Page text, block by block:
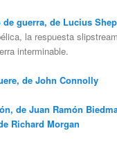
guerra, de Lucius
la respuesta
interminable.
de John Connolly
de Juan Ramón
Richard Morgan